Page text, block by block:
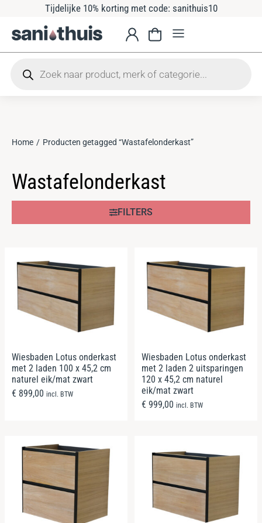
Tijdelijke 10% korting met code: sanithuis10
Je bent hier:
Home Producten getagged “Wastafelonderkast”
Wastafelonderkast
FILTERS
Wiesbaden Lotus onderkast
met 2 laden 100 x 45,2 cm
naturel eik/mat zwart
€ 899,00 incl. BTW
Wiesbaden Lotus onderkast
met 2 laden 2 uitsparingen
120 x 45,2 cm naturel
eik/mat zwart
€ 999,00 incl. BTW